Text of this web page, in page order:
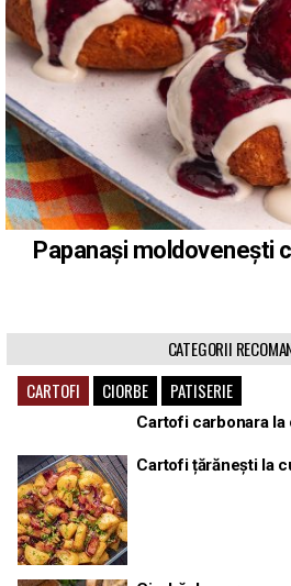
Papanași moldovenești
CATEGORII
CARTOFI
CIORBE PATISERIE
Cartofi carbonara la
Cartofi țărănești la